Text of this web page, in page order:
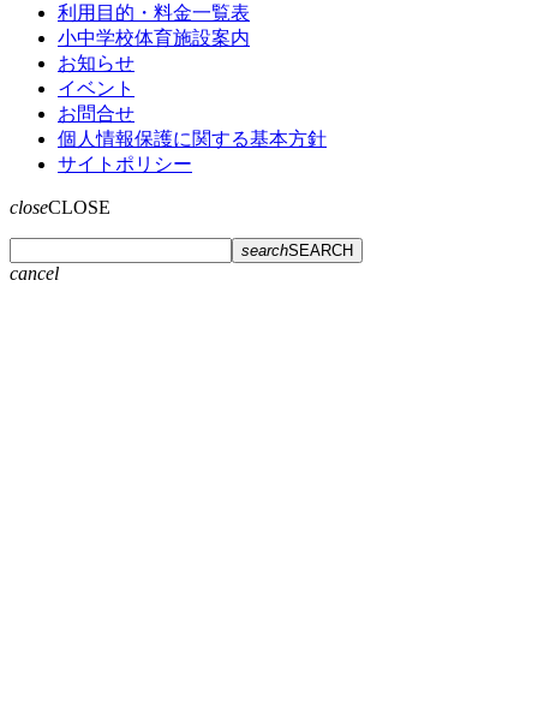
利用目的・料金一覧表
小中学校体育施設案内
お知らせ
イベント
お問合せ
個人情報保護に関する基本方針
サイトポリシー
closeCLOSE
searchSEARCH
cancel